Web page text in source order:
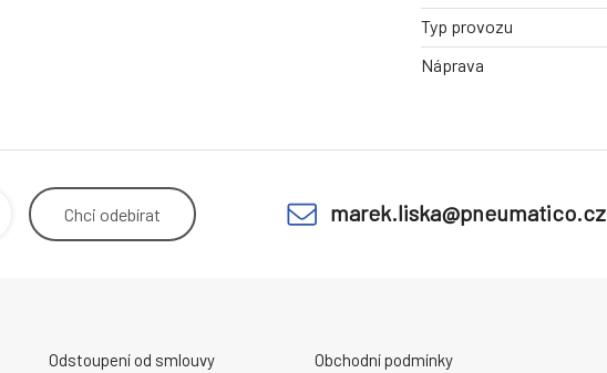
Typ provozu
Náprava
Chci odebírat marek.liska@pneumatico.cz
Odstoupení od smlouvy Obchodní podmínky